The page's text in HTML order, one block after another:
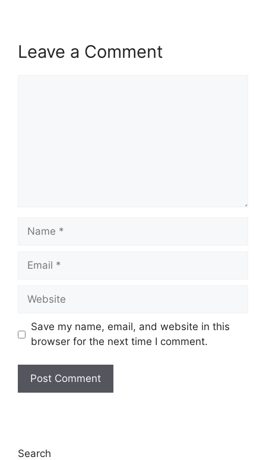
Leave a Comment
Name
Email
Website
Save my name, email, and website in this
browser for the next time I comment.
Search